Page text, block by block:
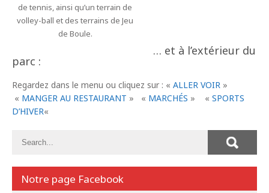
de tennis, ainsi qu’un terrain de
volley-ball et des terrains de Jeu
de Boule.
… et à l’extérieur du
parc :
Regardez dans le menu ou cliquez sur : « ALLER VOIR »
« MANGER AU RESTAURANT » « MARCHÉS » « SPORTS
D’HIVER«
Notre page Facebook